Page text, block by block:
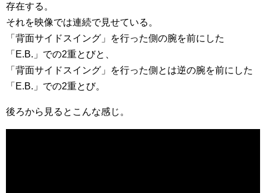
存在する。
それを映像では連続で見せている。
「背面サイドスイング」を行った側の腕を前にした
「E.B.」での2重とびと、
「背面サイドスイング」を行った側とは逆の腕を前にした
「E.B.」での2重とび。
後ろから見るとこんな感じ。